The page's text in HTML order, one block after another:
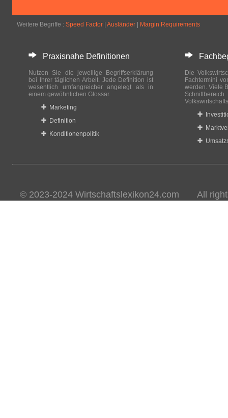
Weitere Begriffe : Speed Factor Ausländer Margin Requirements
Praxisnahe Definitionen
Nutzen Sie die jeweilige Begriffserklärung
bei Ihrer täglichen Arbeit. Jede Definition ist
wesentlich umfangreicher angelegt als in
einem gewöhnlichen Glossar.
Marketing
Definition
Konditionenpolitik
Die
Fachtermini
werden. Viele
© 2023-2024 Wirtschaftslexikon24.com All